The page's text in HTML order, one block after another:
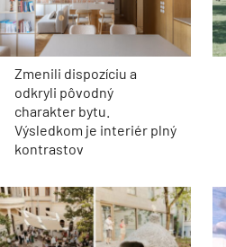
Zmenili dispozíciu a
odkryli pôvodný
charakter bytu.
Výsledkom je interiér plný
kontrastov